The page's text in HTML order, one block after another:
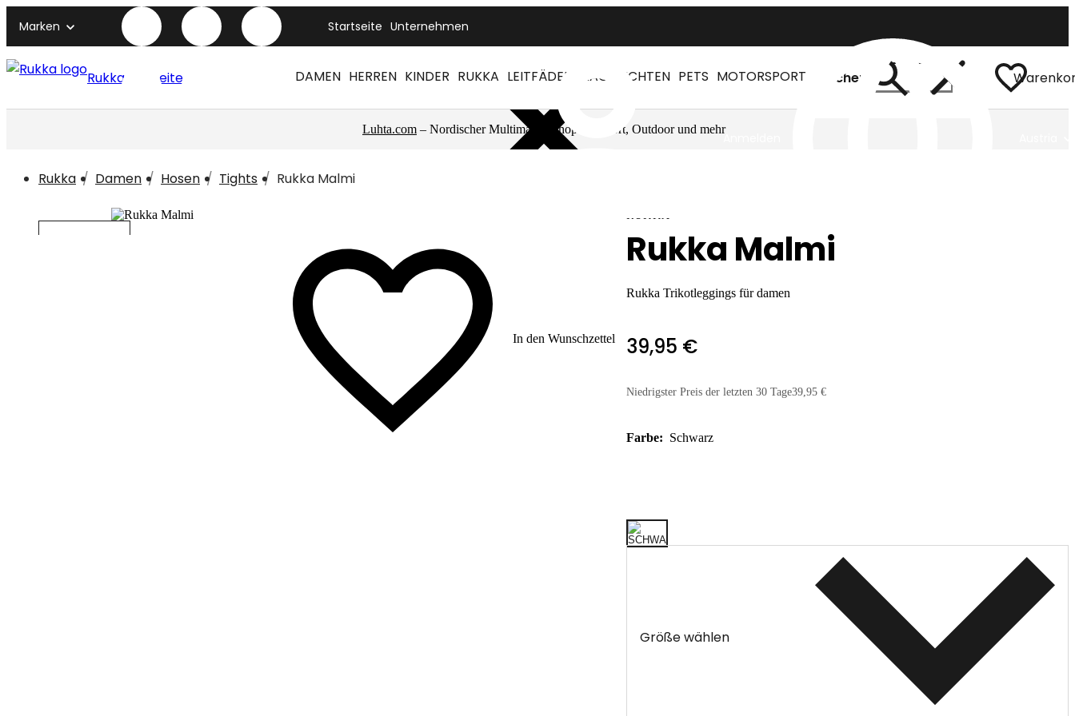
Marken Startseite Unternehmen
Anmelden
Rukka titelseite DAMEN HERREN KINDER RUKKA LEITFÄDEN NACHRICHTEN PETS MOTORSPORT Suchen
Luhta.com – Nordischer Multimarkenshop für Sport, Outdoor und mehr
Rukka Damen Hosen Tights Rukka Malmi
In den Wunschzettel
RUKKA
Rukka Malmi
Rukka Trikotleggings für damen
39,95 €
Niedrigster Preis der letzten 30 Tage39,95 €
Farbe: Schwarz
Größe wählen